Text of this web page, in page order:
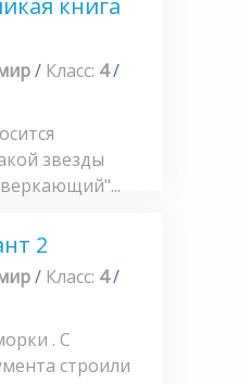
книга
/ Класс: 4/
звезды
2
/ Класс: 4/
. С
строили